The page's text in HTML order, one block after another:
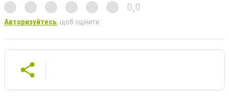
0,0
Авторизуйтесь, щоб оцінити